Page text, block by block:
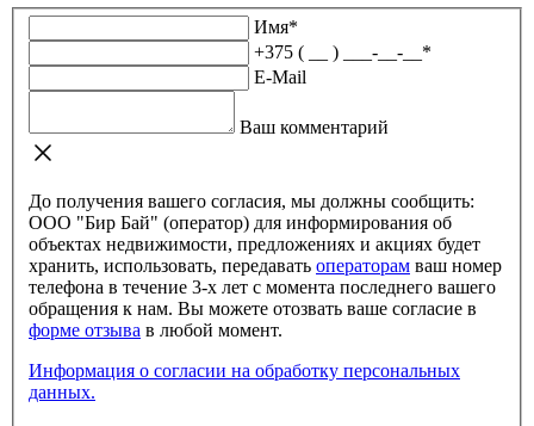
Имя*
+375 ( __ ) ___-__-__ *
E-Mail
Ваш комментарий
До получения вашего согласия, мы должны сообщить:
ООО "Бир Бай" (оператор) для информирования об
объектах недвижимости, предложениях и акциях будет
хранить, использовать, передавать операторам
телефона в течение 3-х лет с момента последнего вашего
обращения к нам. Вы можете отозвать ваше согласие в
форме отзыва
в любой момент.
Информация о согласии на обработку персональных
данных.